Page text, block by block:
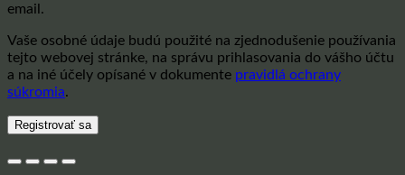
email.
Vaše osobné údaje budú použité na zjednodušenie používania
tejto webovej stránke, na správu prihlasovania do vášho účtu
a na iné účely opísané v dokumente pravidlá ochrany
súkromia.
Registrovať sa